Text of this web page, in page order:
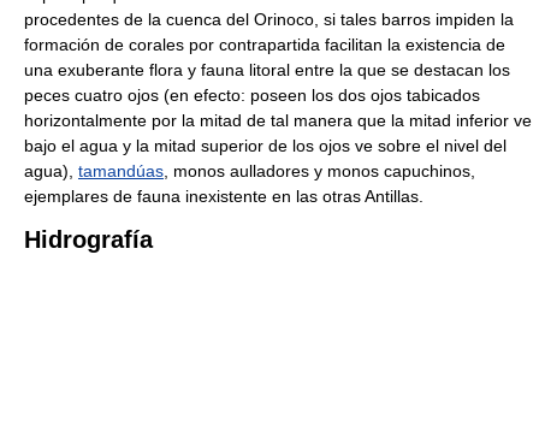
procedentes de la cuenca del Orinoco, si tales barros impiden la
formación de corales por contrapartida facilitan la existencia de
una exuberante flora y fauna litoral entre la que se destacan los
peces cuatro ojos (en efecto: poseen los dos ojos tabicados
horizontalmente por la mitad de tal manera que la mitad inferior ve
bajo el agua y la mitad superior de los ojos ve sobre el nivel del
agua), tamandúas, monos aulladores y monos capuchinos,
ejemplares de fauna inexistente en las otras Antillas.
Hidrografía